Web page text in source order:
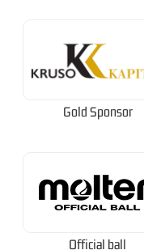
Gold Sponsor
Official ball